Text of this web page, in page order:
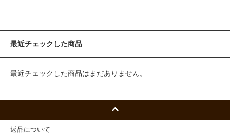
最近チェックした商品
最近チェックした商品はまだありません。
返品について